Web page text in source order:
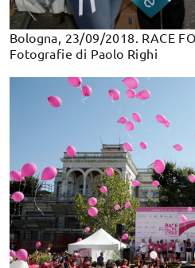
Bologna, 23/09/2018. RACE
Fotografie di Paolo Righi